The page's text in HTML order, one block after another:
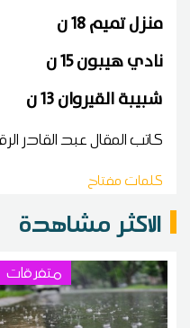
منزل تميم 18 ن
نادي هيبون 15 ن
شبيبة القيروان 13 ن
كاتب المقالعبد القادر
كلمات مفتاح
الاكثر مشاهدة
متفرقات